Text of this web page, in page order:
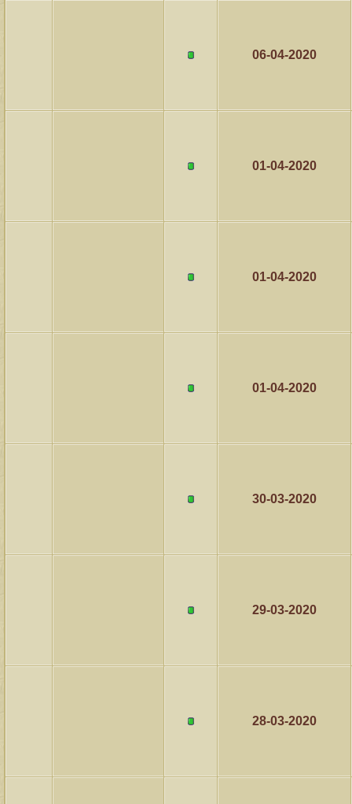
06-04-2020
01-04-2020
01-04-2020
01-04-2020
30-03-2020
29-03-2020
28-03-2020